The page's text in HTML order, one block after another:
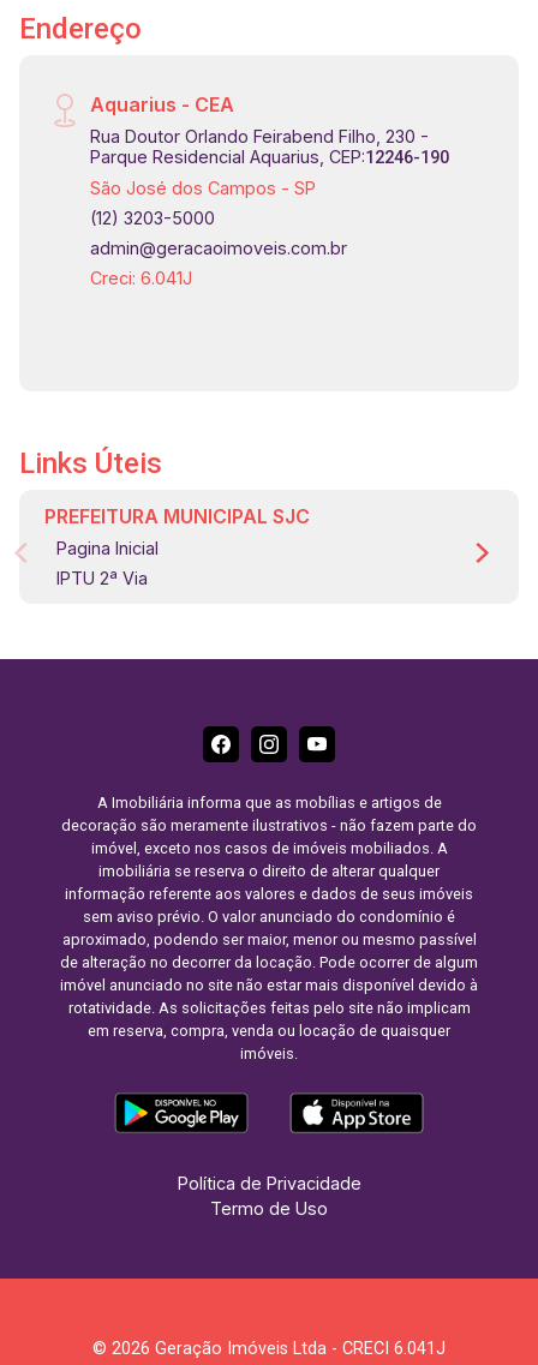
Endereço
Aquarius - CEA
Rua Doutor Orlando Feirabend Filho, 230 -
Parque Residencial Aquarius, CEP:12246-190
São José dos Campos - SP
(12) 3203-5000
admin@geracaoimoveis.com.br
Creci: 6.041J
Links Úteis
PREFEITURA MUNICIPAL SJC
Pagina Inicial
IPTU 2ª Via
A Imobiliária informa que as mobílias e artigos de
decoração são meramente ilustrativos - não fazem parte do
imóvel, exceto nos casos de imóveis mobiliados. A
imobiliária se reserva o direito de alterar qualquer
informação referente aos valores e dados de seus imóveis
sem aviso prévio. O valor anunciado do condomínio é
aproximado, podendo ser maior, menor ou mesmo passível
de alteração no decorrer da locação. Pode ocorrer de algum
imóvel anunciado no site não estar mais disponível devido à
rotatividade. As solicitações feitas pelo site não implicam
em reserva, compra, venda ou locação de quaisquer
imóveis.
Política de Privacidade
Termo de Uso
© 2026 Geração Imóveis Ltda - CRECI 6.041J